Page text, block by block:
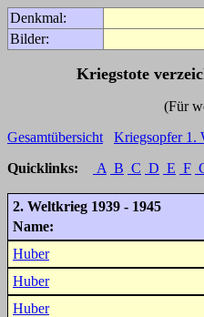
Denkmal:
Bilder:
Kriegstote
(Für weitere Angaben
Gesamtübersicht
Kriegsopfer 1.
Quicklinks:
A B C D E F
2. Weltkrieg 1939 - 1945
Name:
Huber
Huber
Huber